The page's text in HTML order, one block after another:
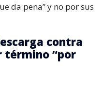
da pena” y no por sus
contra
término “por